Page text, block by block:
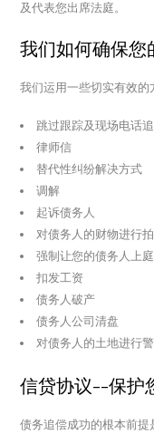
及代表您出席法庭。
我们如何确保
我们运用一些切实有效的
跳过跟踪及现场电话
律师信
替代性纠纷解决方式
调解
起诉债务人
对债务人的财物进行
强制让您的债务人上
扣发工资
债务人破产
债务人公司清盘
对债务人的土地进行
信贷协议--保护
债务追偿成功的根本前